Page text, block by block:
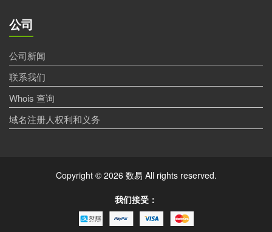
公司
公司新闻
联系我们
Whois 查询
域名注册人权利和义务
Copyright © 2026 数易 All rights reserved.
我们接受：